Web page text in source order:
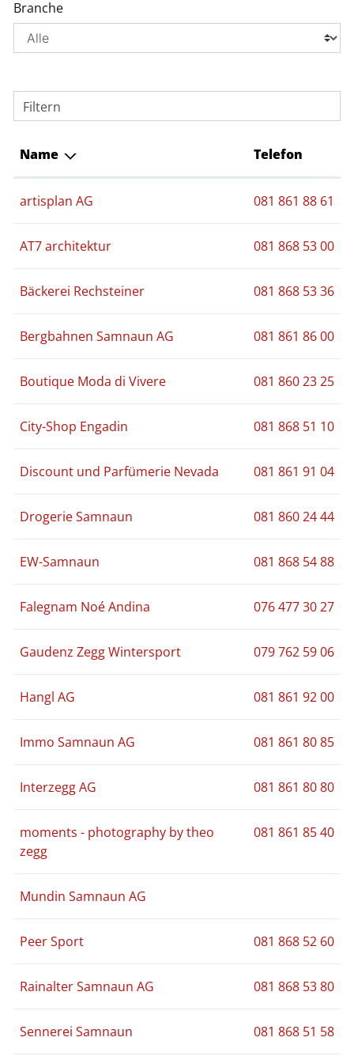
Branche
Filtern
Name Telefon
artisplan AG 081 861 88 61
AT7 architektur 081 868 53 00
Bäckerei Rechsteiner 081 868 53 36
Bergbahnen Samnaun AG 081 861 86 00
Boutique Moda di Vivere 081 860 23 25
City-Shop Engadin 081 868 51 10
Discount und Parfümerie Nevada 081 861 91 04
Drogerie Samnaun 081 860 24 44
EW-Samnaun 081 868 54 88
Falegnam Noé Andina 076 477 30 27
Gaudenz Zegg Wintersport 079 762 59 06
Hangl AG 081 861 92 00
Immo Samnaun AG 081 861 80 85
Interzegg AG 081 861 80 80
moments - photography by theo
zegg
081 861 85 40
Mundin Samnaun AG
Peer Sport 081 868 52 60
Rainalter Samnaun AG 081 868 53 80
Sennerei Samnaun 081 868 51 58